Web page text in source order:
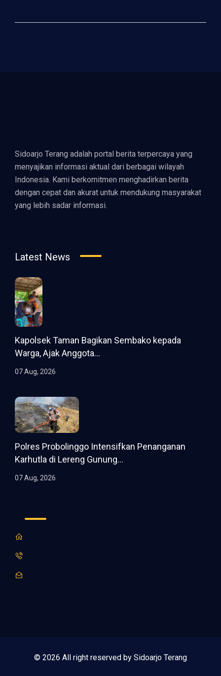
Sidoarjo Terang adalah portal berita terpercaya yang
menyajikan informasi aktual dari berbagai wilayah
Indonesia. Kami berkomitmen menghadirkan berita
dengan cepat dan akurat untuk mendukung masyarakat
yang lebih sadar informasi.
Latest News
Kapolsek Taman Bagikan Sembako kepada
Warga, Ajak Anggota...
07 Aug, 2026
Polres Probolinggo Intensifkan Penanganan
Karhutla di Lereng Gunung...
07 Aug, 2026
© 2026 All right reserved by Sidoarjo Terang